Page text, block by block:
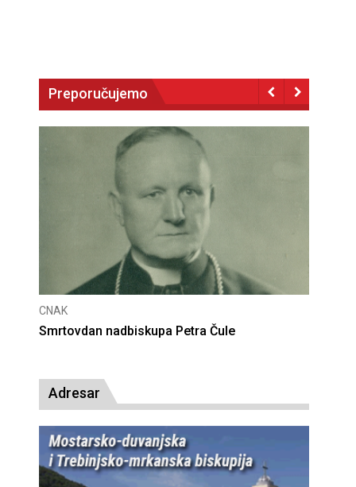
Preporučujemo
CNAK
Deseta obljetnica poništenja komunističke
Adresar